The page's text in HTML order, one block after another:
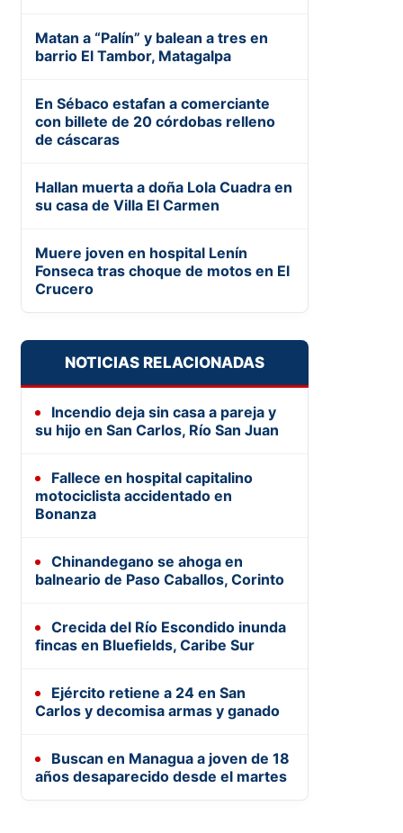
Matan a “Palín” y balean a tres en
barrio El Tambor, Matagalpa
En Sébaco estafan a comerciante
con billete de 20 córdobas relleno
de cáscaras
Hallan muerta a doña Lola Cuadra en
su casa de Villa El Carmen
Muere joven en hospital Lenín
Fonseca tras choque de motos en El
Crucero
NOTICIAS RELACIONADAS
Incendio deja sin casa a pareja y
su hijo en San Carlos, Río San Juan
Fallece en hospital capitalino
motociclista accidentado en
Bonanza
Chinandegano se ahoga en
balneario de Paso Caballos, Corinto
Crecida del Río Escondido inunda
fincas en Bluefields, Caribe Sur
Ejército retiene a 24 en San
Carlos y decomisa armas y ganado
Buscan en Managua a joven de 18
años desaparecido desde el martes